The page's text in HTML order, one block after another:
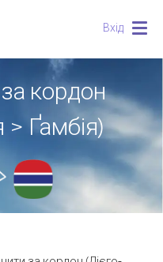
Вхід
кордон
> Ґамбія)